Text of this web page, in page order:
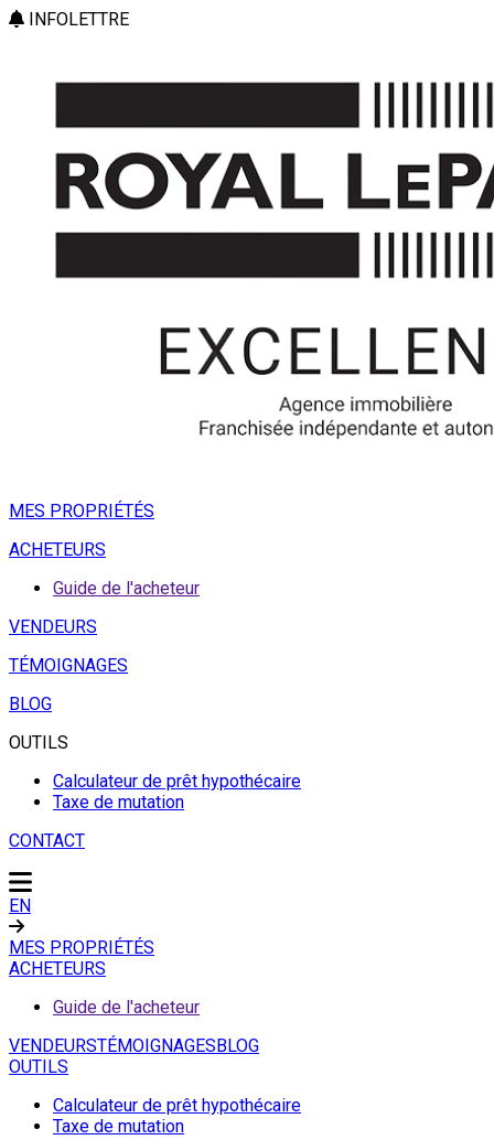
INFOLETTRE
MES PROPRIÉTÉS
ACHETEURS
Guide de l'acheteur
VENDEURS
TÉMOIGNAGES
BLOG
OUTILS
Calculateur de prêt hypothécaire
Taxe de mutation
CONTACT
EN
MES PROPRIÉTÉS
ACHETEURS
Guide de l'acheteur
VENDEURSTÉMOIGNAGESBLOG
OUTILS
Calculateur de prêt hypothécaire
Taxe de mutation